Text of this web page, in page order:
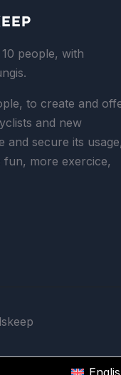
people, with
to create and
and new
and secure its usage,
more exercice,